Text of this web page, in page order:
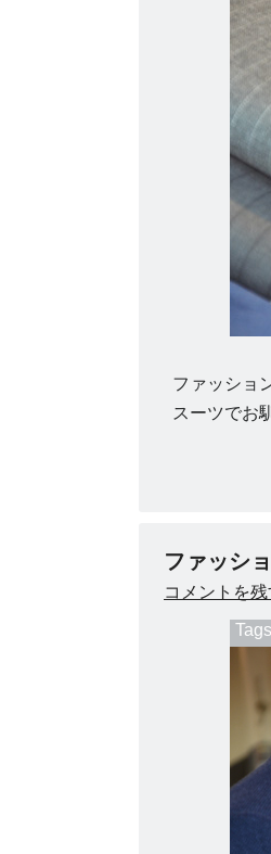
ファッショ
スーツでお
ファッシ
コメントを残